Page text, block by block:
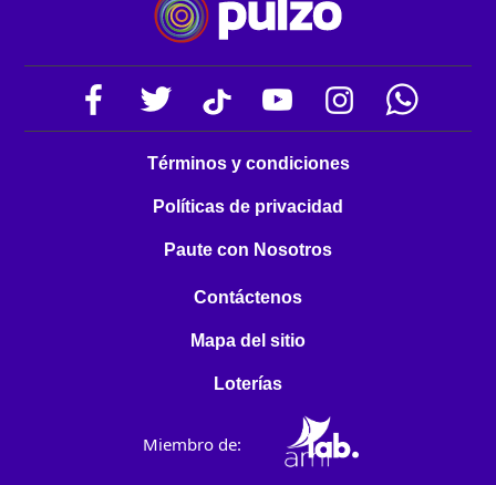
Términos y condiciones
Políticas de privacidad
Paute con Nosotros
Contáctenos
Mapa del sitio
Loterías
Miembro de: